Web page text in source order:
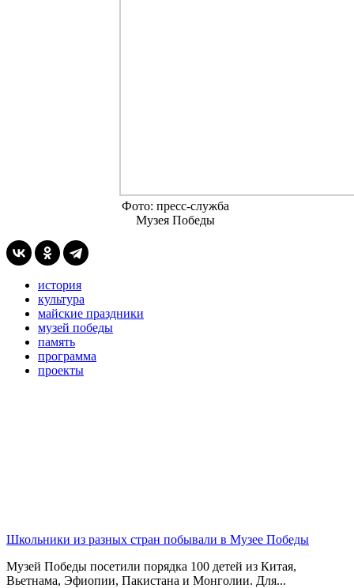
Фото: пресс-служба
Музея Победы
история
культура
майские праздники
музей победы
память
программа
проекты
Школьники из разных стран побывали в Музее Победы
Музей Победы посетили порядка 100 детей из Китая,
Вьетнама, Эфиопии, Пакистана и Монголии. Для...